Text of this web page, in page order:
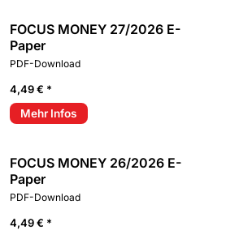
FOCUS MONEY 27/2026 E-
Paper
PDF-Download
4,49 € *
Mehr Infos
FOCUS MONEY 26/2026 E-
Paper
PDF-Download
4,49 € *